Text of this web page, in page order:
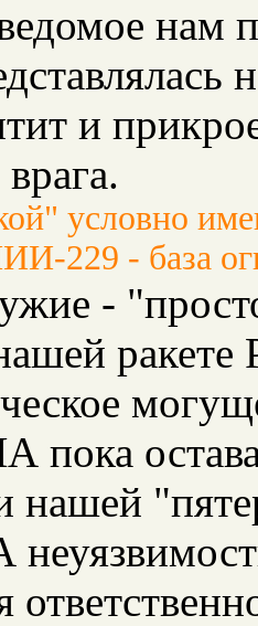
нам
и
условно
229 - база
-
нашей